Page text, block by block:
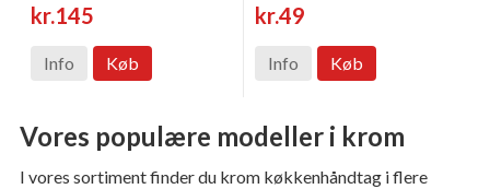
kr.145
Info Køb
kr.49
Info Køb
Vores populære modeller i krom
I vores sortiment finder du krom køkkenhåndtag i flere